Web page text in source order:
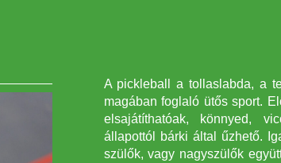
A pickleball a tollaslabda, a
magában foglaló ütős sport.
elsajátíthatóak, könnyed,
állapottól bárki által űzhető.
szülők, vagy nagyszülők